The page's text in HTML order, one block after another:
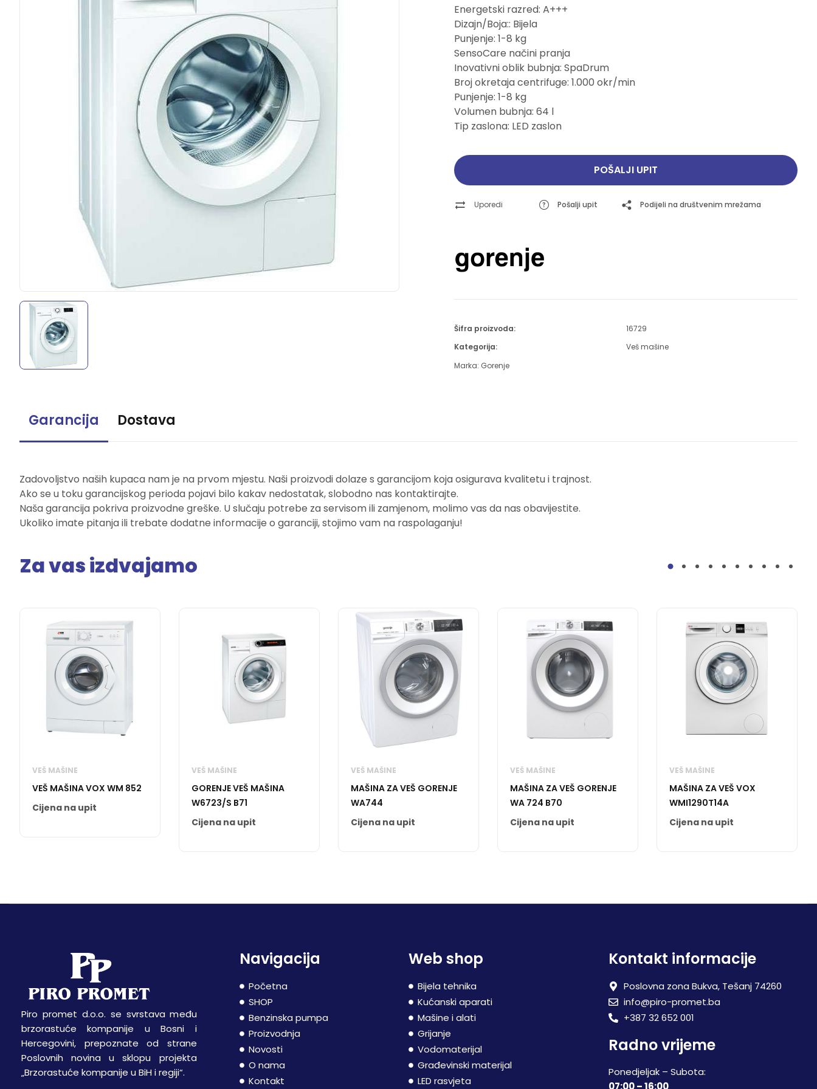
Pogledajte ponudu
Ručni alati
Pogledajte ponudu
Pogledajte ponudu
Brusne trake i ploče
Pogledajte ponudu
Pogledajte ponudu
Ručni alati
Pogledajte ponudu
Pogledajte ponudu
Brusne trake i ploče
Pogledajte ponudu
Energetski razred: A+++
Dizajn/Boja:: Bijela
Punjenje: 1-8 kg
SensoCare načini pranja
Inovativni oblik bubnja: SpaDrum
Broj okretaja centrifuge: 1.000 okr/min
Punjenje: 1-8 kg
Volumen bubnja: 64 l
Tip zaslona: LED zaslon
POŠALJI UPIT
Uporedi Pošalji upit Podijeli na društvenim mrežama
Šifra proizvoda:
16729
Kategorija:
Veš mašine
Marka: Gorenje
Garancija Dostava
Zadovoljstvo naših kupaca nam je na prvom mjestu. Naši proizvodi dolaze s garancijom koja osigurava kvalitetu i trajnost.
Ako se u toku garancijskog perioda pojavi bilo kakav nedostatak, slobodno nas kontaktirajte.
Naša garancija pokriva proizvodne greške. U slučaju potrebe za servisom ili zamjenom, molimo vas da nas obavijestite.
Ukoliko imate pitanja ili trebate dodatne informacije o garanciji, stojimo vam na raspolaganju!
Za vas izdvajamo
VEŠ MAŠINE
VEŠ MAŠINA VOX WM 852
Cijena na upit
VEŠ MAŠINE
GORENJE VEŠ MAŠINA
W6723/S B71
Cijena na upit
VEŠ MAŠINE
MAŠINA ZA VEŠ GORENJE
WA744
Cijena na upit
VEŠ MAŠINE
MAŠINA ZA VEŠ GORENJE
WA 724 B70
Cijena na upit
VEŠ MAŠINE
MAŠINA ZA VEŠ VOX
WMI1290T14A
Cijena na upit
Piro promet d.o.o. se svrstava među
brzorastuće kompanije u Bosni i
Hercegovini, prepoznate od strane
Poslovnih novina u sklopu projekta
„Brzorastuće kompanije u BiH i regiji“.
Navigacija
Početna
SHOP
Benzinska pumpa
Proizvodnja
Novosti
O nama
Kontakt
Web shop
Bijela tehnika
Kućanski aparati
Mašine i alati
Grijanje
Vodomaterijal
Građevinski materijal
LED rasvjeta
Kontakt informacije
Poslovna zona Bukva, Tešanj 74260
info@piro-promet.ba
+387 32 652 001
Radno vrijeme
Ponedjeljak – Subota: